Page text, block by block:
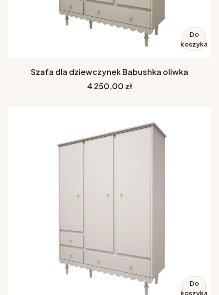
Do
koszyka
Szafa dla dziewczynek Babushka oliwka
Cena
4 250,00 zł
Do
koszyka